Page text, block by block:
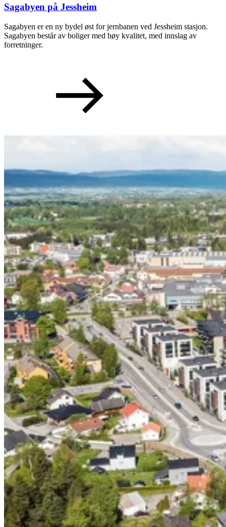
Sagabyen på Jessheim
Sagabyen er en ny bydel øst for jernbanen ved Jessheim stasjon.
Sagabyen består av boliger med høy kvalitet, med innslag av
forretninger.